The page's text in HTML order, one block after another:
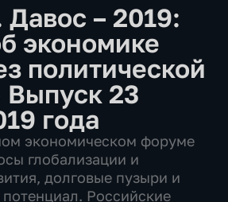
– 2019:
экономике
политической
Выпуск 23
года
экономическом форуме
глобализации и
долговые пузыри и
Российские